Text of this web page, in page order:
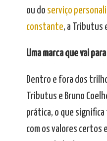
ou do serviço
constante, a Tributus
Uma marca que vai
Dentro e fora dos
Tributus e Bruno
prática, o que significa
com os valores certos